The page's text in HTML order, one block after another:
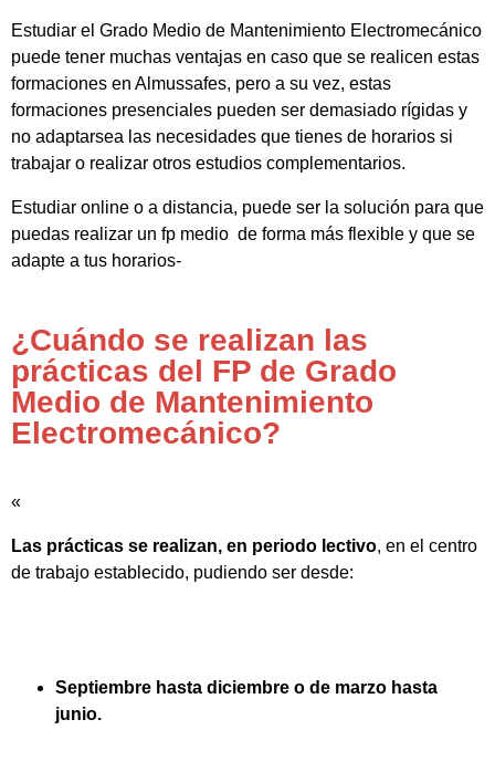
Estudiar el Grado Medio de Mantenimiento Electromecánico
puede tener muchas ventajas en caso que se realicen estas
formaciones en Almussafes, pero a su vez, estas
formaciones presenciales pueden ser demasiado rígidas y
no adaptarsea las necesidades que tienes de horarios si
trabajar o realizar otros estudios complementarios.
Estudiar online o a distancia, puede ser la solución para que
puedas realizar un fp medio de forma más flexible y que se
adapte a tus horarios-
¿Cuándo se realizan las
prácticas del FP de Grado
Medio de Mantenimiento
Electromecánico?
«
Las prácticas se realizan, en periodo lectivo, en el centro
de trabajo establecido, pudiendo ser desde:
Septiembre hasta diciembre o de marzo hasta
junio.